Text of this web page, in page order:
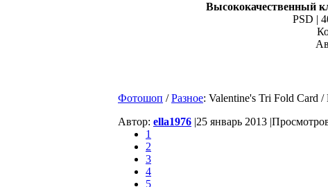
Высококачественный
PSD |
Фотошоп /Разное: Valentine's Tri Fold Card
Автор: ella1976 |25 январь 2013 |
1
2
3
4
5